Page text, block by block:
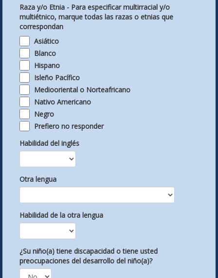
Raza y/o Etnia - Para especificar multirracial y/o
multiétnico, marque todas las razas o etnias que
correspondan
Asiático
Blanco
Hispano
Isleño Pacífico
Mediooriental o Norteafricano
Nativo Americano
Negro
Prefiero no responder
Habilidad del inglés
Otra lengua
Habilidad de la otra lengua
¿Su niño(a) tiene discapacidad o tiene usted
preocupaciones del desarrollo del niño(a)?